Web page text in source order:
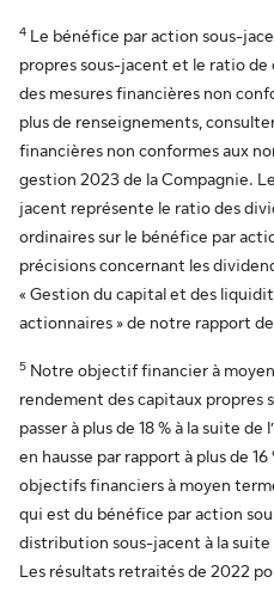
4 Le bénéfice par action sous-
propres sous-jacent et le ratio
des mesures financières non
plus de renseignements,
financières non conformes aux
gestion 2023 de la Compagnie.
jacent représente le ratio des
ordinaires sur le bénéfice par
précisions concernant les
« Gestion du capital et des
actionnaires » de notre rapport
5 Notre objectif financier à
rendement des capitaux propres
passer à plus de 18 % à la suite de
en hausse par rapport à plus de
objectifs financiers à moyen
qui est du bénéfice par action
distribution sous-jacent à la suite
Les résultats retraités de 2022